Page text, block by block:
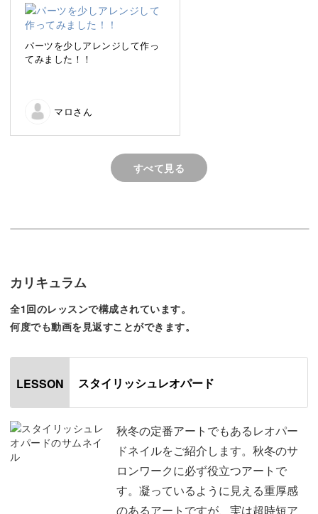
先生流のレオパード柄は深みのあるお洒落なレオパード柄
ですが、実は超時短アート。
その他にも、凝った印象に仕上げるためのポイントもレク
チャーしていきます。
◯繊細で凝った印象のアートにするためのひと手間
などなど、簡単なステップの中に盛り込まれた、綺麗に仕
上げるためのポイントをレッスン。
また、少しずつ異なった雰囲気にするための方法もレクチ
ハード系なデザインが苦手なお客様にも、一工夫するだけ
パーツを少しアレンジして作っ
てみました！！
マロさん
すべて見る
カリキュラム
全1回のレッスンで構成されています。
何度でも動画を見返すことができます。
LESSON スタイリッシュレオパード
秋冬の定番アートでもあるレオパー
ドネイルをご紹介します。秋冬のサ
ロンワークに必ず役立つアートで
す。凝っているように見える重厚感
のあるアートですが、実は超時短ア